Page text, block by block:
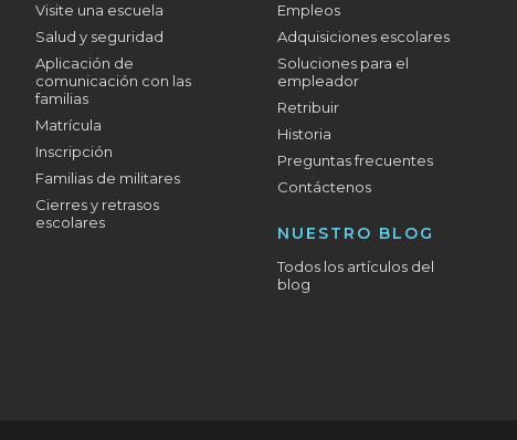
Visite una escuela
Salud y seguridad
Aplicación de
comunicación con las
familias
Matrícula
Inscripción
Familias de militares
Cierres y retrasos
escolares
Empleos
Adquisiciones escolares
Soluciones para el
empleador
Retribuir
Historia
Preguntas frecuentes
Contáctenos
NUESTRO BLOG
Todos los artículos del
blog